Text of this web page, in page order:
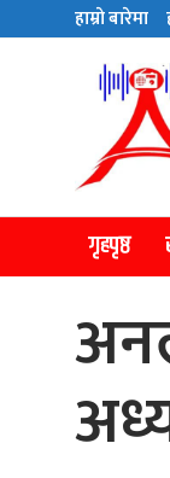
हाम्राे बारेमा
गृहपृष्ठ